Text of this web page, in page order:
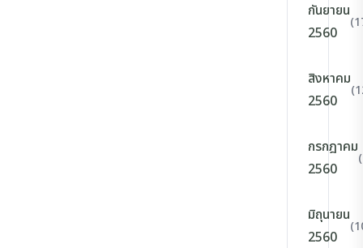
กันยายน
2560
สิงหาคม
2560
กรกฎาคม
2560
มิถุนายน
2560